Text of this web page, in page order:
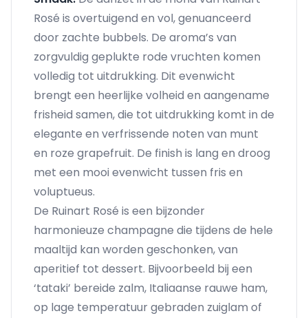
Rosé is overtuigend en vol, genuanceerd
door zachte bubbels. De aroma’s van
zorgvuldig geplukte rode vruchten komen
volledig tot uitdrukking. Dit evenwicht
brengt een heerlijke volheid en aangename
frisheid samen, die tot uitdrukking komt in de
elegante en verfrissende noten van munt
en roze grapefruit. De finish is lang en droog
met een mooi evenwicht tussen fris en
voluptueus.
De Ruinart Rosé is een bijzonder
harmonieuze champagne die tijdens de hele
maaltijd kan worden geschonken, van
aperitief tot dessert. Bijvoorbeeld bij een
‘tataki’ bereide zalm, Italiaanse rauwe ham,
op lage temperatuur gebraden zuiglam of